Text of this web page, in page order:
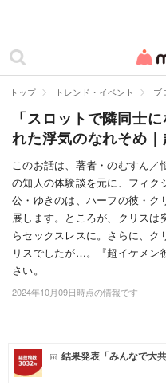
ママ
カテゴリー一覧
妊娠
出産
赤ちゃん・育児
子育て・家族
病院
住まい
トップ トレンド・イベント ブ
「スロットで隣同士
れた浮気のなれそめ
このお話は、著者・のむすん／
の知人の体験談を元に、フィク
公・ゆきのは、ハーフの彼・
展します。ところが、クリス
らセックスレスに。さらに、
リスでしたが…。『超イケメン
さい。
2024年10月09日時点の情報です
結果発表「みんなで大